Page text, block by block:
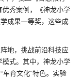
秀案例，《神龙小学
成果一等奖，这些成
地，挑战前沿科技应
式。其中，神龙小学
车育文化”特色。实验